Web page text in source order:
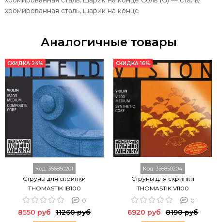
хромированная сталь, шарик на конце
Аналогичные товары
СКИДКА 24%
Код: 356850201
Струны для скрипки
THOMASTIK IB100
0
8550 руб 11260 руб
СКИДКА 16%
Код: 356850204
Струны для скрипки
THOMASTIK VI100
0
6920 руб 8190 руб